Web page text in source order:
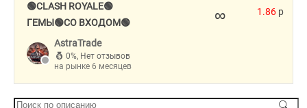
🟢CLASH ROYALE🟢
ГЕМЫ🟢СО ВХОДОМ🟢
AstraTrade
0%, Нет отзывов
на рынке 6 месяцев
∞ 1.86 p